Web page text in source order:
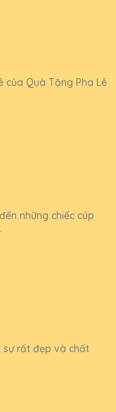
của Quà Tặng Pha Lê
những chiếc cúp
sự rất đẹp và chất